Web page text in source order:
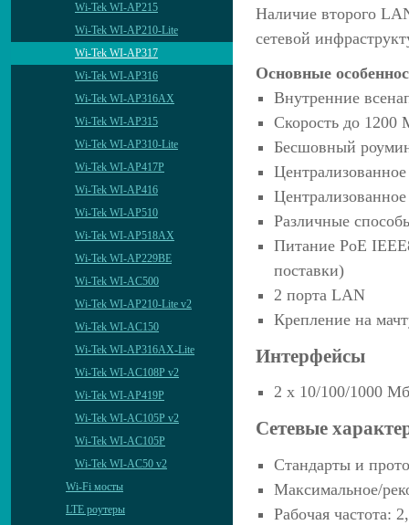
Wi-Tek WI-AP215
Wi-Tek WI-AP210-Lite
Wi-Tek WI-AP317
Wi-Tek WI-AP316
Wi-Tek WI-AP316AX
Wi-Tek WI-AP315
Wi-Tek WI-AP310-Lite
Wi-Tek WI-AP417P
Wi-Tek WI-AP416
Wi-Tek WI-AP510
Wi-Tek WI-AP518AX
Wi-Tek WI-AP229BE
Wi-Tek WI-AC500
Wi-Tek WI-AP210-Lite v2
Wi-Tek WI-AC150
Wi-Tek WI-AP316AX-Lite
Wi-Tek WI-AC108P v2
Wi-Tek WI-AP419P
Wi-Tek WI-AC105P v2
Wi-Tek WI-AC105P
Wi-Tek WI-AC50 v2
Wi-Fi мосты
LTE роутеры
Наличие второго
сетевой
Основные
Внутренние
Скорость до 1200
Бесшовный
Различные
Питание PoE
поставки)
2 порта LAN
Крепление на
Интерфейсы
2 х 10/100/1000
Сетевые
Стандарты и
Максимальное/
Рабочая частота: